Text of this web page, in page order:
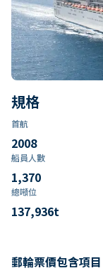
規格
首航
2008
船員人數
1,370
總噸位
137,936t
郵輪票價包含項目